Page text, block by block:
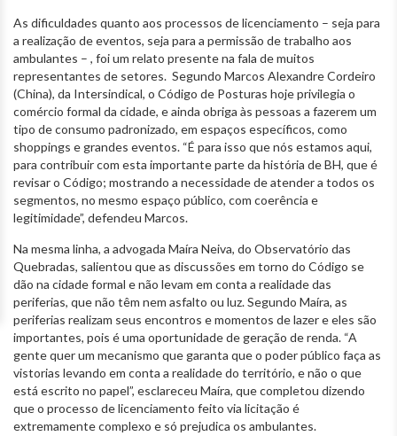
As dificuldades quanto aos processos de licenciamento – seja para
a realização de eventos, seja para a permissão de trabalho aos
ambulantes – , foi um relato presente na fala de muitos
representantes de setores. Segundo Marcos Alexandre Cordeiro
(China), da Intersindical, o Código de Posturas hoje privilegia o
comércio formal da cidade, e ainda obriga às pessoas a fazerem um
tipo de consumo padronizado, em espaços específicos, como
shoppings e grandes eventos. “É para isso que nós estamos aqui,
para contribuir com esta importante parte da história de BH, que é
revisar o Código; mostrando a necessidade de atender a todos os
segmentos, no mesmo espaço público, com coerência e
legitimidade”, defendeu Marcos.
Na mesma linha, a advogada Maíra Neiva, do Observatório das
Quebradas, salientou que as discussões em torno do Código se
dão na cidade formal e não levam em conta a realidade das
periferias, que não têm nem asfalto ou luz. Segundo Maíra, as
periferias realizam seus encontros e momentos de lazer e eles são
importantes, pois é uma oportunidade de geração de renda. “A
gente quer um mecanismo que garanta que o poder público faça as
vistorias levando em conta a realidade do território, e não o que
está escrito no papel”, esclareceu Maíra, que completou dizendo
que o processo de licenciamento feito via licitação é
extremamente complexo e só prejudica os ambulantes.